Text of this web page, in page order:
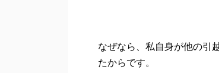
なぜなら、私自身が他の引
たからです。